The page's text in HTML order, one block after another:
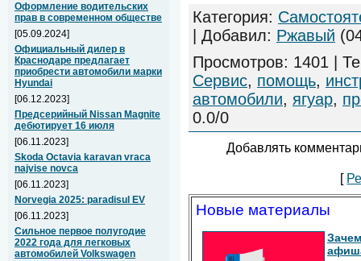
Оформление водительских
прав в современном обществе
[05.09.2024]
Официальный дилер в
Краснодаре предлагает
приобрести автомобили марки
Hyundai
[06.12.2023]
Предсерийный Nissan Magnite
дебютирует 16 июля
[06.11.2023]
Skoda Octavia karavan vraca
najvise novca
[06.11.2023]
Norvegia 2025: paradisul EV
[06.11.2023]
Сильное первое полугодие
2022 года для легковых
автомобилей Volkswagen
Категория:
| Добавил: Ржавый
Просмотров: 1401 |
Сервис, помощь,
автомобили, ягуар,
0.0/0
Добавлять
[
Новые материалы